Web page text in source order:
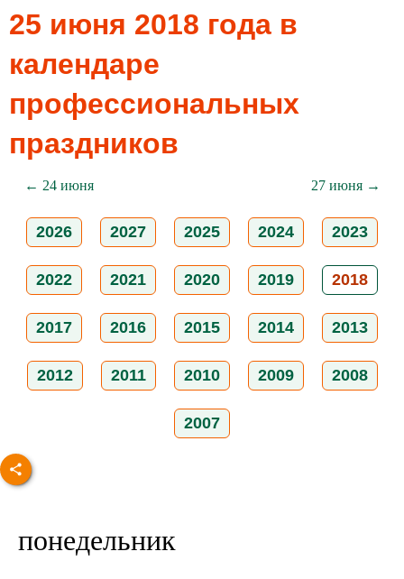
25 июня 2018 года в
календаре
профессиональных
праздников
← 24 июня 27 июня →
2026 2027 2025 2024 2023
2022 2021 2020 2019 2018
2017 2016 2015 2014 2013
2012 2011 2010 2009 2008
2007
понедельник